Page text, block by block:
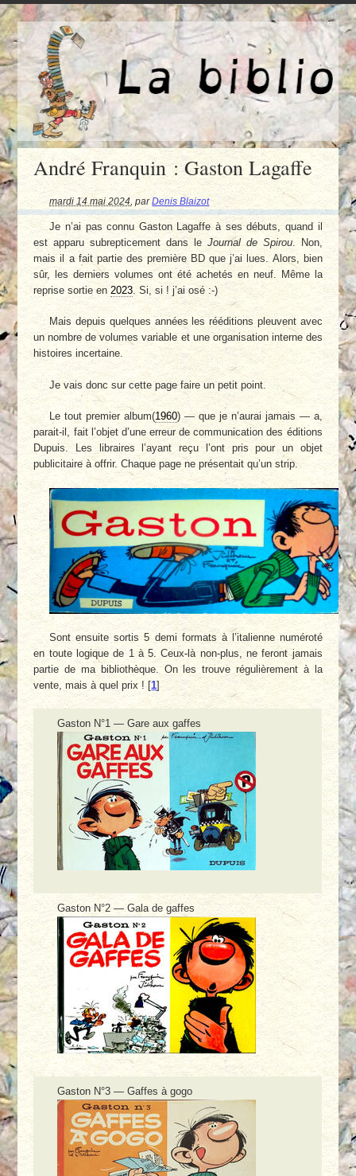
André Franquin : Gaston Lagaffe
mardi 14 mai 2024,parDenis Blaizot
Je n’ai pas connu Gaston Lagaffe à ses débuts, quand il
est apparu subrepticement dans le Journal de Spirou. Non,
mais il a fait partie des première BD que j’ai lues. Alors, bien
sûr, les derniers volumes ont été achetés en neuf. Même la
reprise sortie en2023 . Si, si ! j’ai osé :-)
Mais depuis quelques années les rééditions pleuvent avec
un nombre de volumes variable et une organisation interne des
histoires incertaine.
Je vais donc sur cette page faire un petit point.
Le tout premier album(1960) — que je n’aurai jamais — a,
parait-il, fait l’objet d’une erreur de communication des éditions
Dupuis. Les libraires l’ayant reçu l’ont pris pour un objet
publicitaire à offrir. Chaque page ne présentait qu’un strip.
Sont ensuite sortis 5 demi formats à l’italienne numéroté
en toute logique de 1 à 5. Ceux-là non-plus, ne feront jamais
partie de ma bibliothèque. On les trouve régulièrement à la
vente, mais à quel prix ! [1]
Gaston N°1 — Gare aux gaffes
Gaston N°2 — Gala de gaffes
Gaston N°3 — Gaffes à gogo